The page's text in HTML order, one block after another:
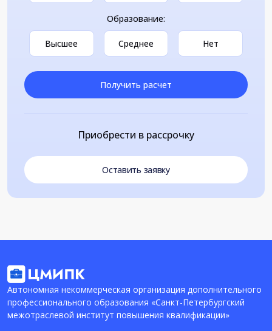
Образование:
Высшее Среднее Нет
Получить расчет
Приобрести в рассрочку
Оставить заявку
Автономная некоммерческая организация дополнительного
профессионального образования «Санкт-Петербургский
межотраслевой институт повышения квалификации»